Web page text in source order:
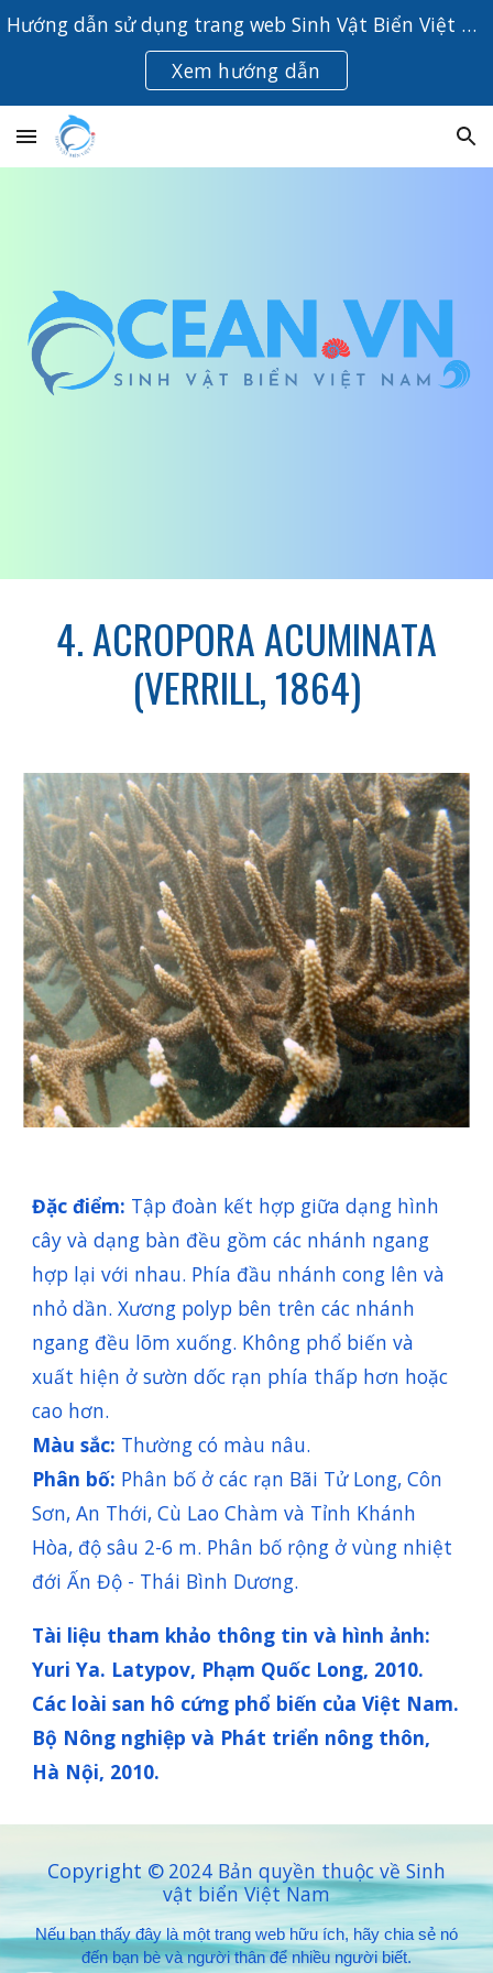
Skip to main content Skip to navigation
Hướng dẫn sử dụng trang web Sinh Vật Biển Việt Nam
Xem hướng dẫn
4. ACROPORA ACUMINATA
(VERRILL, 1864)
Đặc điểm: Tập đoàn kết hợp giữa dạng hình
cây và dạng bàn đều gồm các nhánh ngang
hợp lại với nhau. Phía đầu nhánh cong lên và
nhỏ dần. Xương polyp bên trên các nhánh
ngang đều lõm xuống. Không phổ biến và
xuất hiện ở sườn dốc rạn phía thấp hơn hoặc
cao hơn.
Màu sắc: Thường có màu nâu.
Phân bố: Phân bố ở các rạn Bãi Tử Long, Côn
Sơn, An Thới, Cù Lao Chàm và Tỉnh Khánh
Hòa, độ sâu 2-6 m. Phân bố rộng ở vùng nhiệt
đới Ấn Độ - Thái Bình Dương.
Tài liệu tham khảo thông tin và hình ảnh:
Yuri Ya. Latypov, Phạm Quốc Long, 2010.
Các loài san hô cứng phổ biến của Việt Nam.
Bộ Nông nghiệp và Phát triển nông thôn,
Hà Nội, 2010.
Copyright © 2024 Bản quyền thuộc về Sinh
vật biển Việt Nam
Nếu bạn thấy đây là một trang web hữu ích, hãy chia sẻ nó
đến bạn bè và người thân để nhiều người biết.